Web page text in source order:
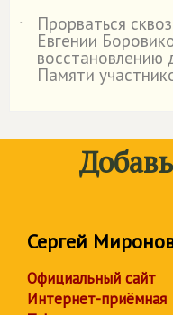
˙
Прорваться
Евгении
восстановлению
Памяти
Сергей
Официальный сайт
Интернет-приёмная